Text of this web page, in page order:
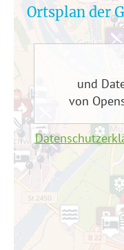
Ortsplan der
und
von